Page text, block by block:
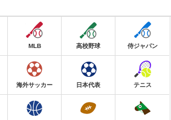
MLB 高校野球 侍ジャパン
海外サッカー 日本代表 テニス